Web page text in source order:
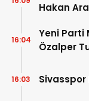
Hakan
Yeni Parti
Özalper
16:04
Sivasspor
16:03